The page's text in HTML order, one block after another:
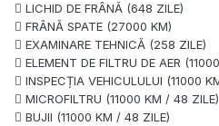
 LICHID DE FRÂNĂ (648 ZILE)
 FRÂNĂ SPATE (27000 KM)
 EXAMINARE TEHNICĂ (258 ZILE)
 ELEMENT DE FILTRU DE AER
 INSPECȚIA VEHICULULUI (11000
 MICROFILTRU (11000 KM / 48 ZILE)
 BUJII (11000 KM / 48 ZILE)